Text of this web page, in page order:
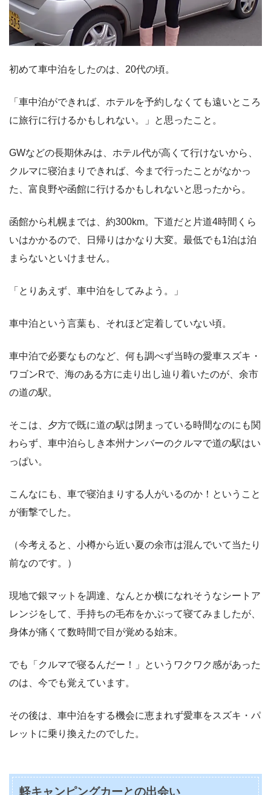
初めて車中泊をしたのは、20代の頃。
「車中泊ができれば、ホテルを予約しなくても遠いところ
に旅行に行けるかもしれない。」と思ったこと。
GWなどの長期休みは、ホテル代が高くて行けないから、
クルマに寝泊まりできれば、今まで行ったことがなかっ
た、富良野や函館に行けるかもしれないと思ったから。
函館から札幌までは、約300km。下道だと片道4時間くら
いはかかるので、日帰りはかなり大変。最低でも1泊は泊
まらないといけません。
「とりあえず、車中泊をしてみよう。」
車中泊という言葉も、それほど定着していない頃。
車中泊で必要なものなど、何も調べず当時の愛車スズキ・
ワゴンRで、海のある方に走り出し辿り着いたのが、余市
の道の駅。
そこは、夕方で既に道の駅は閉まっている時間なのにも関
わらず、車中泊らしき本州ナンバーのクルマで道の駅はい
っぱい。
こんなにも、車で寝泊まりする人がいるのか！ということ
が衝撃でした。
（今考えると、小樽から近い夏の余市は混んでいて当たり
前なのです。）
現地で銀マットを調達、なんとか横になれそうなシートア
レンジをして、手持ちの毛布をかぶって寝てみましたが、
身体が痛くて数時間で目が覚める始末。
でも「クルマで寝るんだー！」というワクワク感があった
のは、今でも覚えています。
その後は、車中泊をする機会に恵まれず愛車をスズキ・パ
レットに乗り換えたのでした。
軽キャンピングカーとの出会い